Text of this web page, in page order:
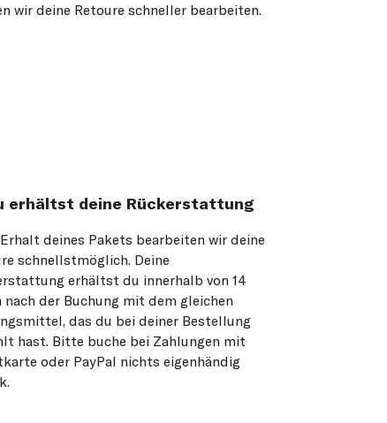
wir deine Retoure schneller bearbeiten.
erhältst deine Rückerstattung
deines Pakets bearbeiten wir deine
schnellstmöglich. Deine
erhältst du innerhalb von 14
nach der Buchung mit dem gleichen
das du bei deiner Bestellung
hast. Bitte buche bei Zahlungen mit
oder PayPal nichts eigenhändig